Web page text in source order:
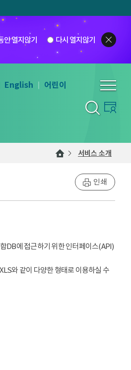
안 열지않기 다시 열지않기
English 어린이
서비스 소개
인쇄
DB에 접근하기 위한 인터페이스(API)
와 같이 다양한 형태로 이용하실 수